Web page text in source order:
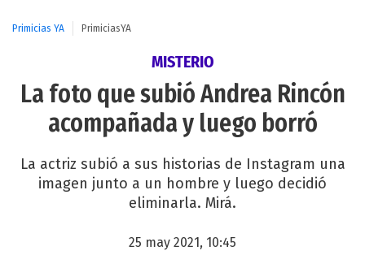
Primicias YA PrimiciasYA
MISTERIO
La foto que subió Andrea Rincón
acompañada y luego borró
La actriz subió a sus historias de Instagram una
imagen junto a un hombre y luego decidió
eliminarla. Mirá.
25 may 2021, 10:45